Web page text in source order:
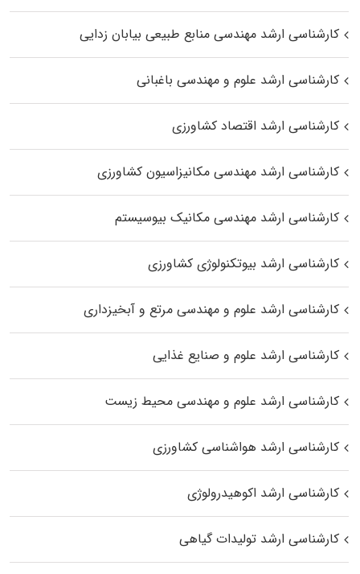
کارشناسی ارشد مهندسی منابع طبیعی بیابان زدایی
کارشناسی ارشد علوم و مهندسی باغبانی
کارشناسی ارشد اقتصاد کشاورزی
کارشناسی ارشد مهندسی مکانیزاسیون کشاورزی
کارشناسی ارشد مهندسی مکانیک بیوسیستم
کارشناسی ارشد بیوتکنولوژی کشاورزی
کارشناسی ارشد علوم و مهندسی مرتع و آبخیزداری
کارشناسی ارشد علوم و صنایع غذایی
کارشناسی ارشد علوم و مهندسی محیط زیست
کارشناسی ارشد هواشناسی کشاورزی
کارشناسی ارشد اکوهیدرولوژی
کارشناسی ارشد تولیدات گیاهی